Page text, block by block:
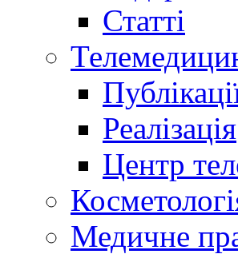
Статті
Реалізація
Центр
Медичне